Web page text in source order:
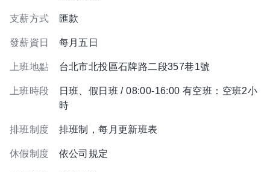
支薪方式 匯款
發薪資日 每月五日
上班地點 台北市北投區石牌路二段357巷1號
上班時段
日班、假日班 / 08:00-16:00 有空班：空班2小
時
排班制度 排班制，每月更新班表
休假制度 依公司規定